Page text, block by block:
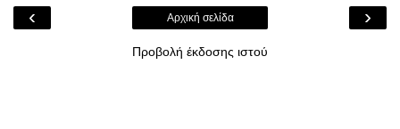
‹ ›
Αρχική σελίδα
Προβολή έκδοσης ιστού